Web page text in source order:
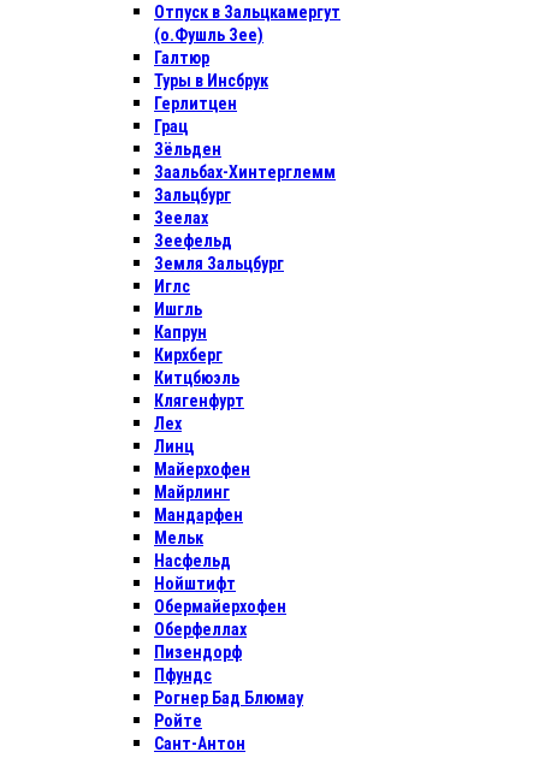
Отпуск в Зальцкамергут
(о.Фушль Зее)
Галтюр
Туры в Инсбрук
Герлитцен
Грац
Зёльден
Заальбах-Хинтерглемм
Зальцбург
Зеелах
Зеефельд
Земля Зальцбург
Иглс
Ишгль
Капрун
Кирхберг
Китцбюэль
Клягенфурт
Лех
Линц
Майерхофен
Майрлинг
Мандарфен
Мельк
Насфельд
Нойштифт
Обермайерхофен
Оберфеллах
Пизендорф
Пфундс
Рогнер Бад Блюмау
Ройте
Сант-Антон